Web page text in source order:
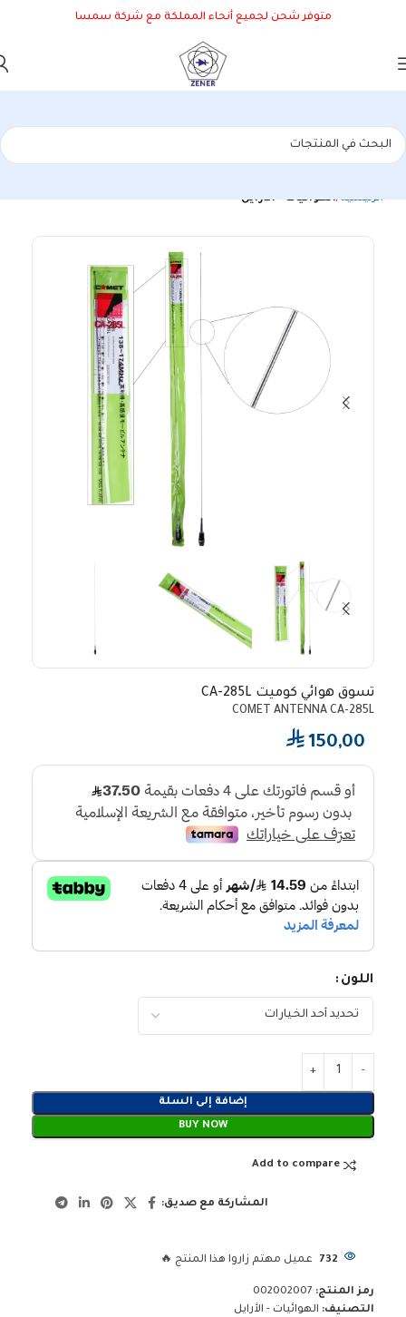
متوفر شحن لجميع أنحاء المملكة مع شركة سمسا
الرئيسية الهوائيات - الأرايل
تسوق هوائي كوميت CA-285L
COMET ANTENNA CA-285L
⃁150,00
اللون
إضافة إلى السلة
BUY NOW
Add to compare
المشاركة مع صديق:
732 عميل مهتم زاروا هذا المنتج 🔥
رمز المنتج: 002002007
التصنيف: الهوائيات - الأرايل